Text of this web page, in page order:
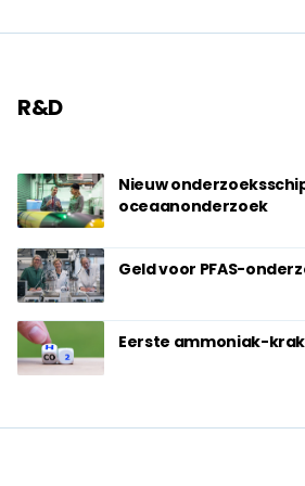
R&D
Nieuw
oceaanonderzoek
Geld voor PFAS-
Eerste ammoniak-